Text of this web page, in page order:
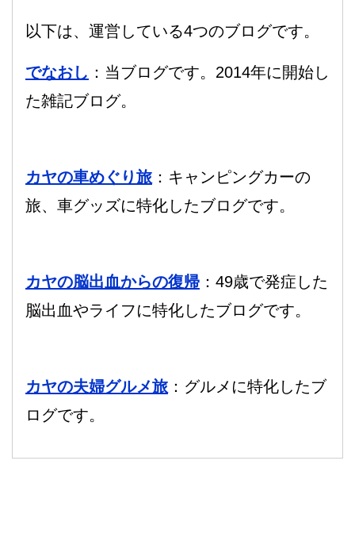
以下は、運営している4つのブログです。
でなおし ：当ブログです。2014年に開始し
た雑記ブログ。
カヤの車めぐり旅 ：キャンピングカーの
旅、車グッズに特化したブログです。
カヤの脳出血からの復帰 ：49歳で発症した
脳出血やライフに特化したブログです。
カヤの夫婦グルメ旅 ：グルメに特化したブ
ログです。